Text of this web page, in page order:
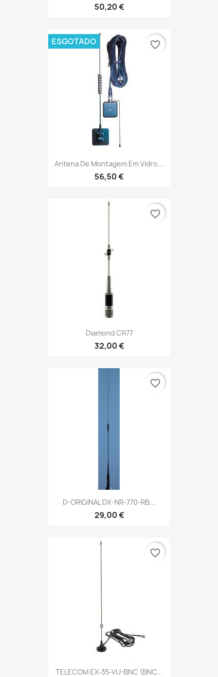
50,20 €
Antena De Montagem Em Vidro...
56,50 €
ESGOTADO favorite_border
Diamond CR77
32,00 €
favorite_border
D-ORIGINAL DX-NR-770-RB...
29,00 €
favorite_border
TELECOM EX-35-VU-BNC (BNC...
favorite_border